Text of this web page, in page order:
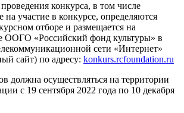
конкурса, в том числе
на участие в конкурсе, определяются
отборе и размещается на
ООГО «Российский фонд культуры» в
сети «Интернет»
сайт) по адресу: konkurs.rcfoundation.ru
должна осуществляться на территории
с 19 сентября 2022 года по 10 декабря